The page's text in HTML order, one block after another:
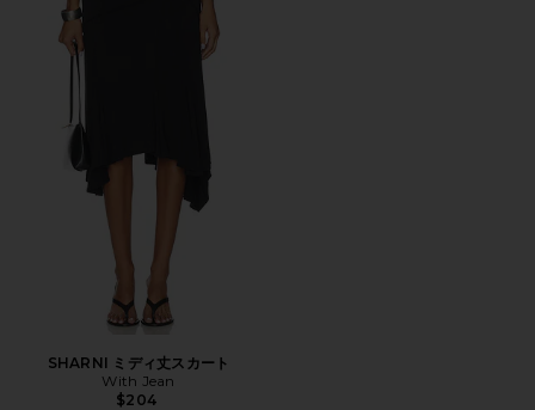
SHARNI ミディ丈スカート
With Jean
$204